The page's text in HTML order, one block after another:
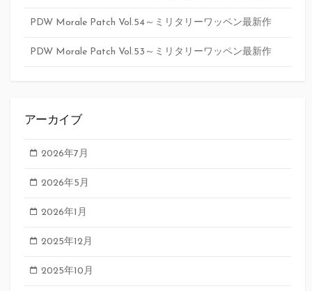
PDW Morale Patch Vol.54～ミリタリーワッペン最新作
PDW Morale Patch Vol.53～ミリタリーワッペン最新作
アーカイブ
2026年7月
2026年5月
2026年1月
2025年12月
2025年10月